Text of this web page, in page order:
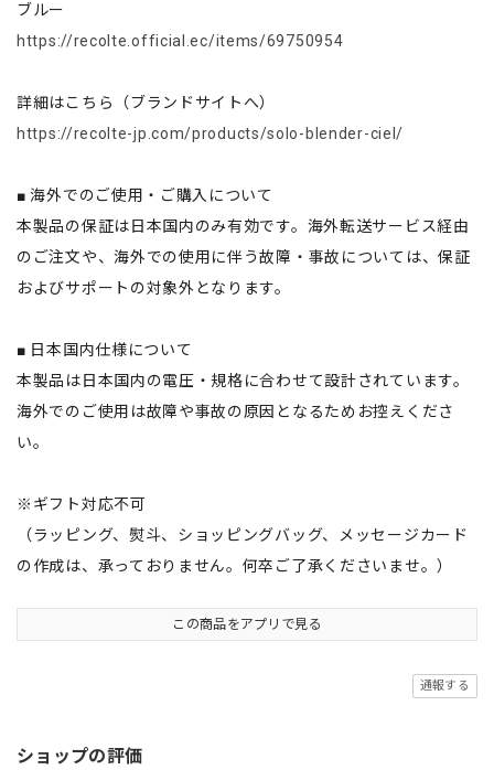
ブルー
https://recolte.official.ec/items/69750954
詳細はこちら（ブランドサイトへ）
https://recolte-jp.com/products/solo-blender-ciel/
■ 海外でのご使用・ご購入について
本製品の保証は日本国内のみ有効です。海外転送サービス経由
のご注文や、海外での使用に伴う故障・事故については、保証
およびサポートの対象外となります。
■ 日本国内仕様について
本製品は日本国内の電圧・規格に合わせて設計されています。
海外でのご使用は故障や事故の原因となるためお控えくださ
い。
※ギフト対応不可
（ラッピング、熨斗、ショッピングバッグ、メッセージカード
の作成は、承っておりません。何卒ご了承くださいませ。）
この商品をアプリで見る
通報する
ショップの評価